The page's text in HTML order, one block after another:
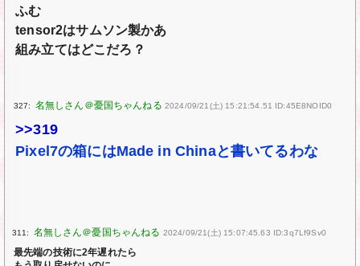
ふむ
tensor2はサムソン製かあ
組み立てはどこだろ？
327: 2024/09/21(土) 15:21:54.51 ID:45E8NOID0
>>319
Pixel7の箱にはMade in Chinaと書いてるわな
311: 2024/09/21(土) 15:07:45.63 ID:3q7Lf9Sv0
最先端の技術に2年遅れたら